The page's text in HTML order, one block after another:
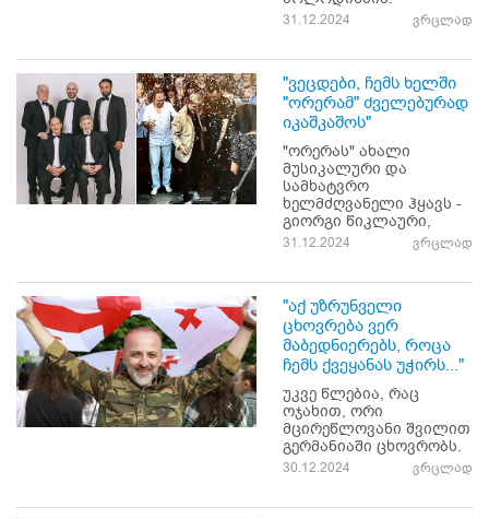
31.12.2024 ვრცლად
"ვეცდები, ჩემს ხელში
"ორერამ" ძველებურად
იკაშკაშოს"
"ორერას" ახალი
მუსიკალური და
სამხატვრო
ხელმძღვანელი ჰყავს -
გიორგი წიკლაური,
31.12.2024 ვრცლად
"აქ უზრუნველი
ცხოვრება ვერ
მაბედნიერებს, როცა
ჩემს ქვეყანას უჭირს..."
უკვე წლებია, რაც
ოჯახით, ორი
მცირეწლოვანი შვილით
გერმანიაში ცხოვრობს.
30.12.2024 ვრცლად